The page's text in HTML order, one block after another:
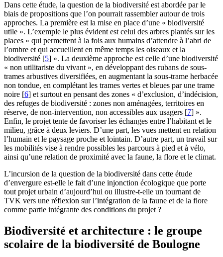
Dans cette étude, la question de la biodiversité est abordée par le
biais de propositions que l’on pourrait rassembler autour de trois
approches. La première est la mise en place d’une « biodiversité
utile ». L’exemple le plus évident est celui des arbres plantés sur les
places « qui permettent à la fois aux humains d’attendre à l’abri de
l’ombre et qui accueillent en même temps les oiseaux et la
biodiversité [5] ». La deuxième approche est celle d’une biodiversité
« non utilitariste du vivant », en développant des rubans de sous-
trames arbustives diversifiées, en augmentant la sous-trame herbacée
non tondue, en complétant les trames vertes et bleues par une trame
noire [6] et surtout en pensant des zones « d’exclusion, d’indécision,
des refuges de biodiversité : zones non aménagées, territoires en
réserve, de non-intervention, non accessibles aux usagers [7] ».
Enfin, le projet tente de favoriser les échanges entre l’habitant et le
milieu, grâce à deux leviers. D’une part, les vues mettent en relation
l’humain et le paysage proche et lointain. D’autre part, un travail sur
les mobilités vise à rendre possibles les parcours à pied et à vélo,
ainsi qu’une relation de proximité avec la faune, la flore et le climat.
L’incursion de la question de la biodiversité dans cette étude
d’envergure est-elle le fait d’une injonction écologique que porte
tout projet urbain d’aujourd’hui ou illustre-t-elle un tournant de
TVK vers une réflexion sur l’intégration de la faune et de la flore
comme partie intégrante des conditions du projet ?
Biodiversité et architecture : le groupe
scolaire de la biodiversité de Boulogne